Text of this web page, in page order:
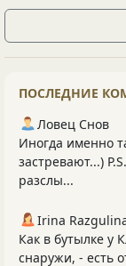
ПОСЛЕДНИЕ
Ловец Снов
Иногда именно
застревают...)
разслы...
Irina
Как в бутылке у
снаружи, - есть